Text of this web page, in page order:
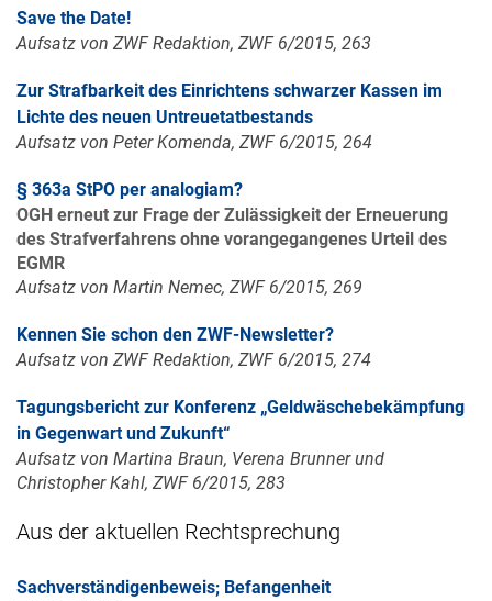
Save the Date!
Aufsatz von ZWF Redaktion, ZWF 6/2015, 263
Zur Strafbarkeit des Einrichtens schwarzer Kassen im
Lichte des neuen Untreuetatbestands
Aufsatz von Peter Komenda, ZWF 6/2015, 264
§ 363a StPO per analogiam?
OGH erneut zur Frage der Zulässigkeit der Erneuerung
des Strafverfahrens ohne vorangegangenes Urteil des
EGMR
Aufsatz von Martin Nemec, ZWF 6/2015, 269
Kennen Sie schon den ZWF-Newsletter?
Aufsatz von ZWF Redaktion, ZWF 6/2015, 274
Tagungsbericht zur Konferenz „Geldwäschebekämpfung
in Gegenwart und Zukunft“
Aufsatz von Martina Braun, Verena Brunner und
Christopher Kahl, ZWF 6/2015, 283
Aus der aktuellen Rechtsprechung
Sachverständigenbeweis; Befangenheit